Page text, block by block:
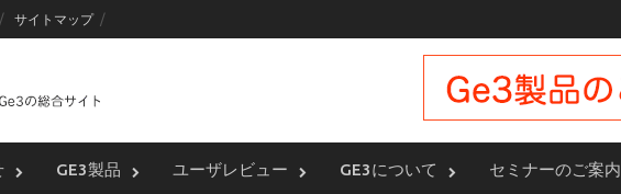
サイトマップ
GE3製品 ユーザレビュー GE3について セミナーのご案内